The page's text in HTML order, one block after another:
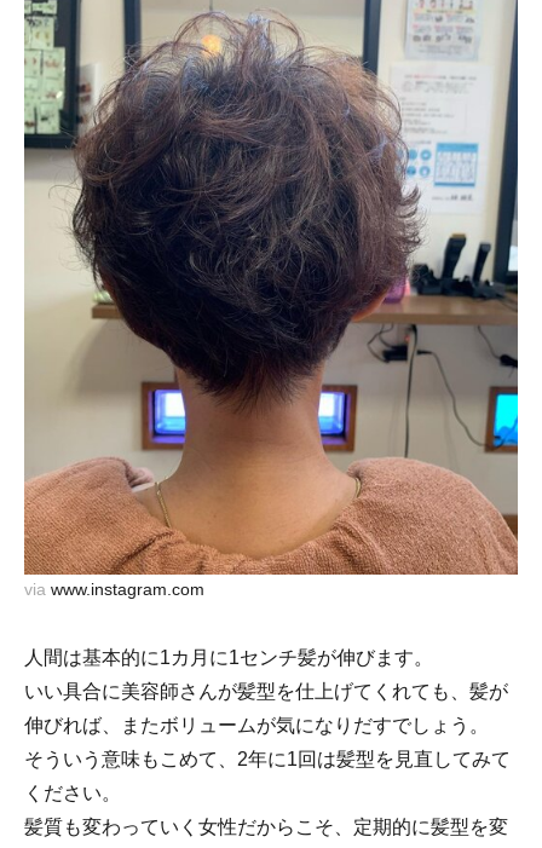
via www.instagram.com
人間は基本的に1カ月に1センチ髪が伸びます。
いい具合に美容師さんが髪型を仕上げてくれても、髪が
伸びれば、またボリュームが気になりだすでしょう。
そういう意味もこめて、2年に1回は髪型を見直してみて
ください。
髪質も変わっていく女性だからこそ、定期的に髪型を変